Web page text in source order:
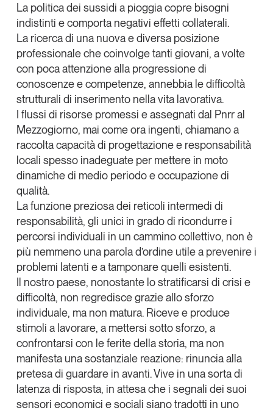
GS1 Italy GS1 Italy GS1 Italy
Tendenze
GS1 Italy
La politica dei sussidi a pioggia copre bisogni
indistinti e comporta negativi effetti collaterali.
La ricerca di una nuova e diversa posizione
professionale che coinvolge tanti giovani, a volte
con poca attenzione alla progressione di
conoscenze e competenze, annebbia le difficoltà
strutturali di inserimento nella vita lavorativa.
I flussi di risorse promessi e assegnati dal Pnrr al
Mezzogiorno, mai come ora ingenti, chiamano a
raccolta capacità di progettazione e responsabilità
locali spesso inadeguate per mettere in moto
dinamiche di medio periodo e occupazione di
qualità.
La funzione preziosa dei reticoli intermedi di
responsabilità, gli unici in grado di ricondurre i
percorsi individuali in un cammino collettivo, non è
più nemmeno una parola d’ordine utile a prevenire i
problemi latenti e a tamponare quelli esistenti.
Il nostro paese, nonostante lo stratificarsi di crisi e
difficoltà, non regredisce grazie allo sforzo
individuale, ma non matura. Riceve e produce
stimoli a lavorare, a mettersi sotto sforzo, a
confrontarsi con le ferite della storia, ma non
manifesta una sostanziale reazione: rinuncia alla
pretesa di guardare in avanti.Vive in una sorta di
latenza di risposta, in attesa che i segnali dei suoi
sensori economici e sociali siano tradotti in uno